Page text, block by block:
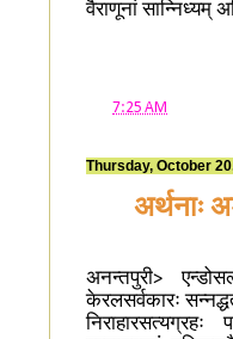
वैराणूनां सान्निध्यम्
7:25 AM
Thursday, October
अर्थनाः
अनन्तपुरी>
केरलसर्वकारः